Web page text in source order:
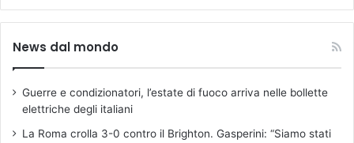
News dal mondo
Guerre e condizionatori, l’estate di fuoco arriva nelle bollette
elettriche degli italiani
La Roma crolla 3-0 contro il Brighton. Gasperini: “Siamo stati